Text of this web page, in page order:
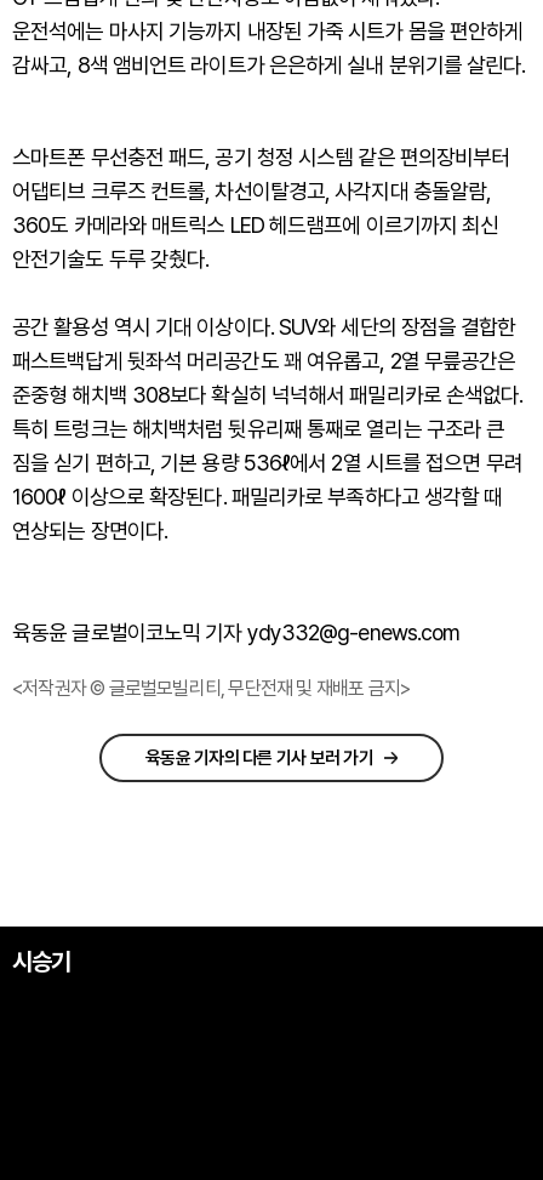
운전석에는 마사지 기능까지 내장된 가죽 시트가 몸을 편안하게
감싸고, 8색 앰비언트 라이트가 은은하게 실내 분위기를 살린다.
스마트폰 무선충전 패드, 공기 청정 시스템 같은 편의장비부터
어댑티브 크루즈 컨트롤, 차선이탈경고, 사각지대 충돌알람,
360도 카메라와 매트릭스 LED 헤드램프에 이르기까지 최신
안전기술도 두루 갖췄다.
공간 활용성 역시 기대 이상이다. SUV와 세단의 장점을 결합한
패스트백답게 뒷좌석 머리공간도 꽤 여유롭고, 2열 무릎공간은
준중형 해치백 308보다 확실히 넉넉해서 패밀리카로 손색없다.
특히 트렁크는 해치백처럼 뒷유리째 통째로 열리는 구조라 큰
짐을 싣기 편하고, 기본 용량 536ℓ에서 2열 시트를 접으면 무려
1600ℓ 이상으로 확장된다. 패밀리카로 부족하다고 생각할 때
연상되는 장면이다.
육동윤 글로벌이코노믹 기자 ydy332@g-enews.com
<저작권자 © 글로벌모빌리티, 무단전재 및 재배포 금지>
육동윤 기자의 다른 기사 보러 가기
시승기